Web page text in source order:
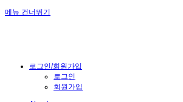
메뉴 건너뛰기
로그인/회원가입
로그인
회원가입